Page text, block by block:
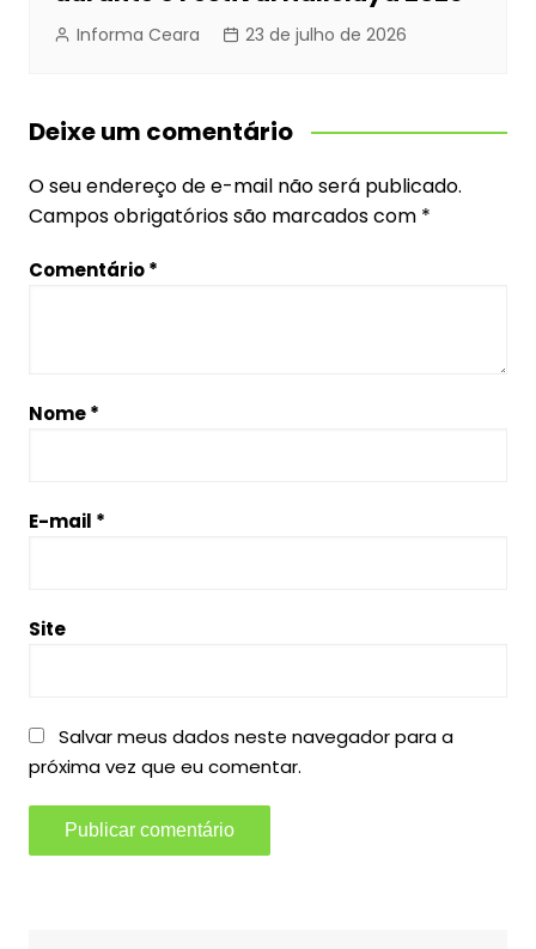
Informa Ceara 23 de julho de 2026
Deixe um comentário
O seu endereço de e-mail não será publicado.
Campos obrigatórios são marcados com *
Comentário*
Nome*
E-mail *
Site
Salvar meus dados neste navegador para a
próxima vez que eu comentar.